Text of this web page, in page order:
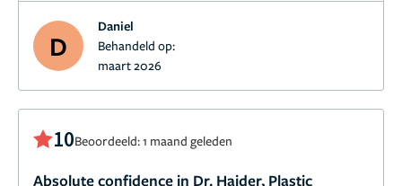
D
Daniel
Behandeld op:
maart 2026
10Beoordeeld: 1 maand geleden
Absolute confidence in Dr. Hajder, Plastic